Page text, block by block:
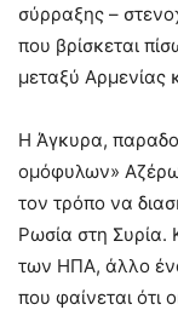
σύρραξης –
που βρίσκεται
μεταξύ Αρμενίας
Η Άγκυρα,
ομόφυλων»
τον τρόπο να
Ρωσία στη Συρία.
των ΗΠΑ, άλλο
που φαίνεται ότι